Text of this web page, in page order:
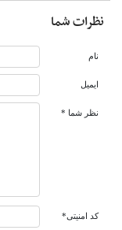
نظرات شما
نام
ایمیل
نظر شما *
کد امنیتی*